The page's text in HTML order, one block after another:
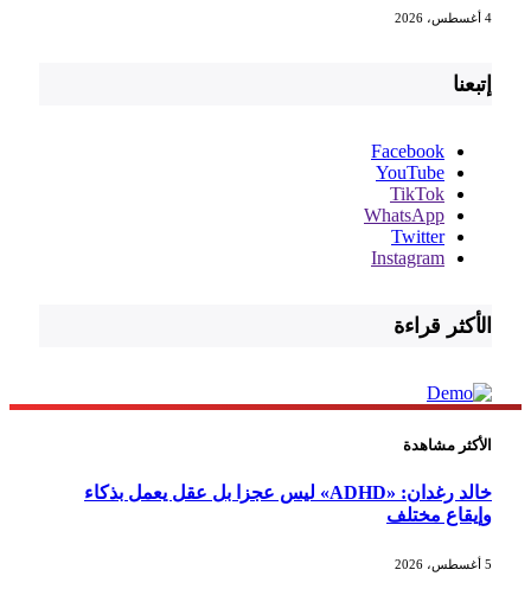
إتبعنا
Facebook
YouTube
TikTok
WhatsApp
Twitter
Instagram
الأكثر قراءة
الأكثر مشاهدة
خالد رغدان: «ADHD» ليس عجزا بل عقل يعمل بذكاء
وإيقاع مختلف